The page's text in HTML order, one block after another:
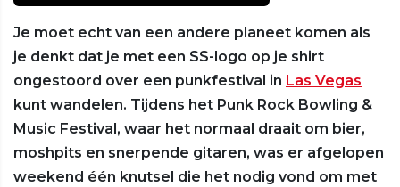
Je moet echt van een andere planeet komen als
je denkt dat je met een SS-logo op je shirt
ongestoord over een punkfestival in Las Vegas
kunt wandelen. Tijdens het Punk Rock Bowling &
Music Festival, waar het normaal draait om bier,
moshpits en snerpende gitaren, was er afgelopen
weekend één knutsel die het nodig vond om met